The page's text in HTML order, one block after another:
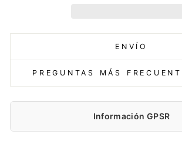
ENVÍO
PREGUNTAS MÁS
Información GPSR